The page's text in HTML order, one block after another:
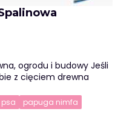
ogrodu i budowy Jeśli
z cięciem drewna
papuga nimfa